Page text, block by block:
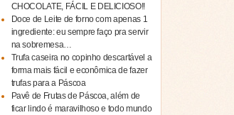
CHOCOLATE, FÁCIL E DELICIOSO!!
Doce de Leite de forno com apenas 1
ingrediente: eu sempre faço pra servir
na sobremesa…
Trufa caseira no copinho descartável a
forma mais fácil e econômica de fazer
trufas para a Páscoa
Pavê de Frutas de Páscoa, além de
ficar lindo é maravilhoso e todo mundo